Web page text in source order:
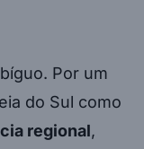
Por um
do Sul como
regional,